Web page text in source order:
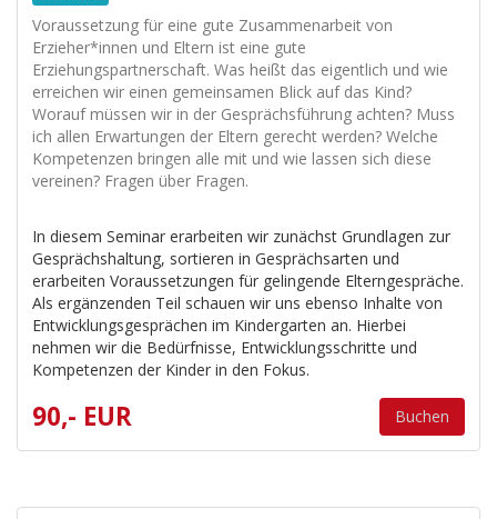
Voraussetzung für eine gute Zusammenarbeit von
Erzieher*innen und Eltern ist eine gute
Erziehungspartnerschaft. Was heißt das eigentlich und wie
erreichen wir einen gemeinsamen Blick auf das Kind?
Worauf müssen wir in der Gesprächsführung achten? Muss
ich allen Erwartungen der Eltern gerecht werden? Welche
Kompetenzen bringen alle mit und wie lassen sich diese
vereinen? Fragen über Fragen.
In diesem Seminar erarbeiten wir zunächst Grundlagen zur
Gesprächshaltung, sortieren in Gesprächsarten und
erarbeiten Voraussetzungen für gelingende Elterngespräche.
Als ergänzenden Teil schauen wir uns ebenso Inhalte von
Entwicklungsgesprächen im Kindergarten an. Hierbei
nehmen wir die Bedürfnisse, Entwicklungsschritte und
Kompetenzen der Kinder in den Fokus.
90,- EUR Buchen